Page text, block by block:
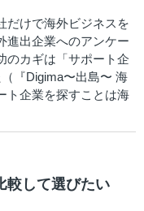
だけで海外ビジネスを
進出企業へのアンケー
のカギは「サポート企
『Digima〜出島〜 海
ト企業を探すことは海
較して選びたい